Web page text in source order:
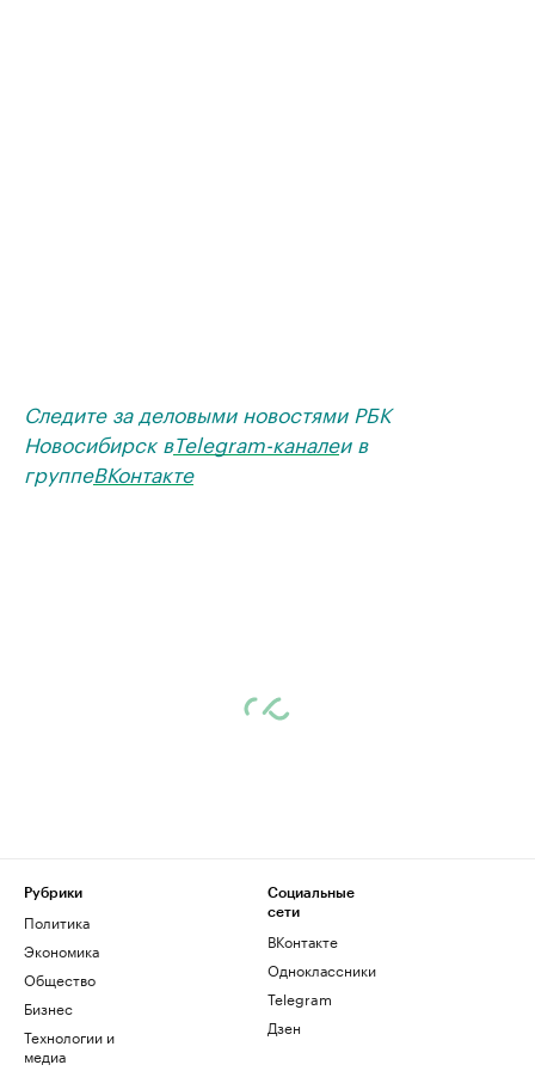
Следите за деловыми новостями РБК
Новосибирск вTelegram-каналеи в
группеВКонтакте
Рубрики
Политика
Экономика
Общество
Бизнес
Технологии и
медиа
Социальные
сети
ВКонтакте
Одноклассники
Telegram
Дзен